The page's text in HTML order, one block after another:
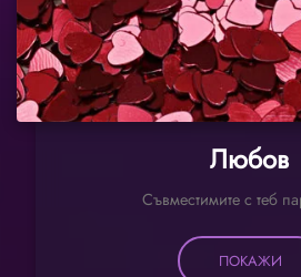
Любов
Съвместимите с теб
ПОКАЖИ